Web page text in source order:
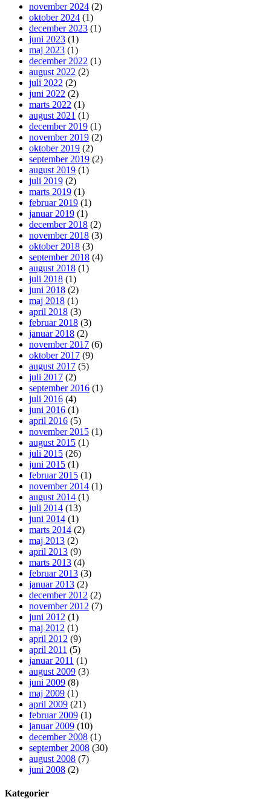
november 2024 (2)
oktober 2024 (1)
december 2023 (1)
juni 2023 (1)
maj 2023 (1)
december 2022 (1)
august 2022 (2)
juli 2022 (2)
juni 2022 (2)
marts 2022 (1)
august 2021 (1)
december 2019 (1)
november 2019 (2)
oktober 2019 (2)
september 2019 (2)
august 2019 (1)
juli 2019 (2)
marts 2019 (1)
februar 2019 (1)
januar 2019 (1)
december 2018 (2)
november 2018 (3)
oktober 2018 (3)
september 2018 (4)
august 2018 (1)
juli 2018 (1)
juni 2018 (2)
maj 2018 (1)
april 2018 (3)
februar 2018 (3)
januar 2018 (2)
november 2017 (6)
oktober 2017 (9)
august 2017 (5)
juli 2017 (2)
september 2016 (1)
juli 2016 (4)
juni 2016 (1)
april 2016 (5)
november 2015 (1)
august 2015 (1)
juli 2015 (26)
juni 2015 (1)
februar 2015 (1)
november 2014 (1)
august 2014 (1)
juli 2014 (13)
juni 2014 (1)
marts 2014 (2)
maj 2013 (2)
april 2013 (9)
marts 2013 (4)
februar 2013 (3)
januar 2013 (2)
december 2012 (2)
november 2012 (7)
juni 2012 (1)
maj 2012 (1)
april 2012 (9)
april 2011 (5)
januar 2011 (1)
august 2009 (3)
juni 2009 (8)
maj 2009 (1)
april 2009 (21)
februar 2009 (1)
januar 2009 (10)
december 2008 (1)
september 2008 (30)
august 2008 (7)
juni 2008 (2)
Kategorier